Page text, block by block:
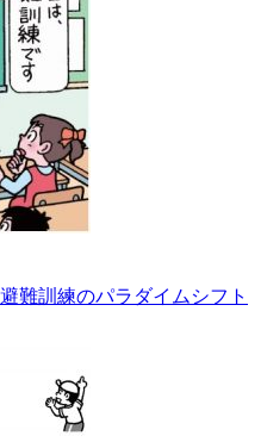
難訓練のパラダイムシフト